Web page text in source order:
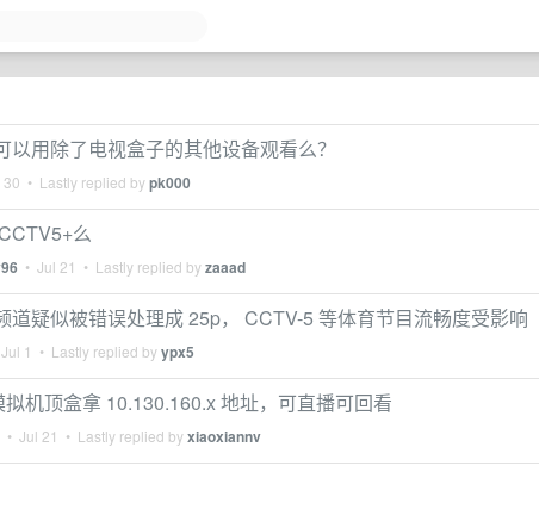
以用除了电视盒子的其他设备观看么？
• Lastly replied bypk000
么
• Jul 21 • Lastly replied byzaaad
道疑似被错误处理成 25p， CCTV-5 等体育节目流畅度受影响
Jul 1 • Lastly replied byypx5
机顶盒拿 10.130.160.x 地址，可直播可回看
• Jul 21 • Lastly replied byxiaoxiannv